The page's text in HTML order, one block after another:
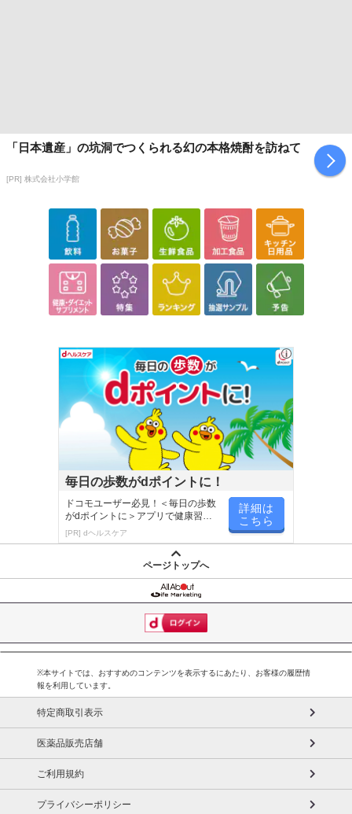
その他共通および商品カテゴリー別注意事項（※必ずご確認くだ
さい）
こちらの情報は 2026-07-09 14:08:36.0 での情報となります。
「日本遺産」の坑洞でつくられる幻の本格焼酎を訪ねて
[PR] 株式会社小学館
毎日の歩数がdポイントに！
ドコモユーザー必見！＜毎日の歩数
がdポイントに＞アプリで健康習慣
が楽しく続く
[PR] dヘルスケア
詳細は
こちら
ページトップへ
※本サイトでは、おすすめのコンテンツを表示するにあたり、お客様の履歴情
報を利用しています。
特定商取引表示
医薬品販売店舗
ご利用規約
プライバシーポリシー